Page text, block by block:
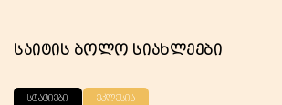
Საიტის Ბოლო Სიახლეები
ᲡᲢᲐᲢᲘᲔᲑᲘ ᲔᲙᲚᲔᲡᲘᲐ